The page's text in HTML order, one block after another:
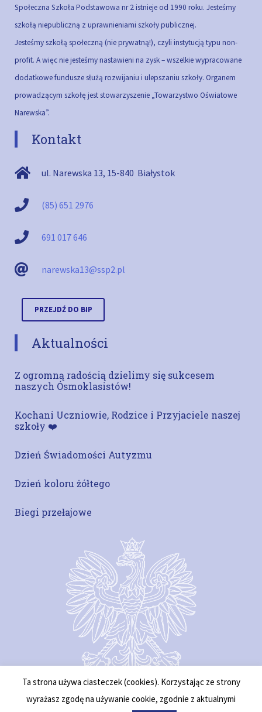
Społeczna Szkoła Podstawowa nr 2 istnieje od 1990 roku. Jesteśmy
szkołą niepubliczną z uprawnieniami szkoły publicznej.
Jesteśmy szkołą społeczną (nie prywatną!), czyli instytucją typu non-
profit. A więc nie jesteśmy nastawieni na zysk – wszelkie wypracowane
dodatkowe fundusze służą rozwijaniu i ulepszaniu szkoły. Organem
prowadzącym szkołę jest stowarzyszenie „Towarzystwo Oświatowe
Narewska”.
Kontakt
ul. Narewska 13, 15-840 Białystok
(85) 651 2976
691 017 646
narewska13@ssp2.pl
PRZEJDŹ DO BIP
Aktualności
Z ogromną radością dzielimy się sukcesem
naszych Ósmoklasistów!
Kochani Uczniowie, Rodzice i Przyjaciele naszej
szkoły ❤️
Dzień Świadomości Autyzmu
Dzień koloru żółtego
Biegi przełajowe
Ta strona używa ciasteczek (cookies). Korzystając ze strony
wyrażasz zgodę na używanie cookie, zgodnie z aktualnymi